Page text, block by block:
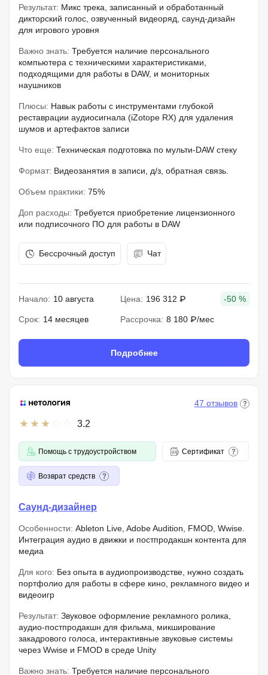
Результат: Микс трека, записанный и обработанный
дикторский голос, озвученный видеоряд, саунд-дизайн
для игрового уровня
Важно знать: Требуется наличие персонального
компьютера с техническими характеристиками,
подходящими для работы в DAW, и мониторных
наушников
Плюсы: Навык работы с инструментами глубокой
реставрации аудиосигнала (iZotope RX) для удаления
шумов и артефактов записи
Что еще: Техническая подготовка по мульти-DAW стеку
Формат: Видеозанятия в записи, д/з, обратная связь.
Объем практики: 75%
Доп расходы: Требуется приобретение лицензионного
или подписочного ПО для работы в DAW
Бессрочный доступ Чат
Начало: 10 августа Цена: 196 312 ₽ -50 %
Срок: 14 месяцев Рассрочка: 8 180 ₽/мес
Подробнее
3.2
47 отзывов
Помощь с трудоустройством Сертификат
Возврат средств
Саунд-дизайнер
Особенности: Ableton Live, Adobe Audition, FMOD, Wwise.
Интеграция аудио в движки и постпродакшн контента для
медиа
Для кого: Без опыта в аудиопроизводстве, нужно создать
портфолио для работы в сфере кино, рекламного видео и
видеоигр
Результат: Звуковое оформление рекламного ролика,
аудио-постпродакшн для фильма, микширование
закадрового голоса, интерактивные звуковые системы
через Wwise и FMOD в среде Unity
Важно знать: Требуется наличие персонального